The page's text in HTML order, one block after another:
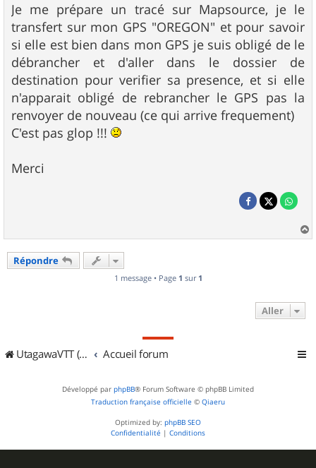
Je me prépare un tracé sur Mapsource, je le
transfert sur mon GPS "OREGON" et pour savoir
si elle est bien dans mon GPS je suis obligé de le
débrancher et d'aller dans le dossier de
destination pour verifier sa presence, et si elle
n'apparait obligé de rebrancher le GPS pas la
renvoyer de nouveau (ce qui arrive frequement)
C'est pas glop !!!
Merci
a
Répondre
1 message • Page 1 sur 1
Aller
UtagawaVTT (Randos VTT et VTTAE avec traces GPS) Accueil forum
Développé par phpBB® Forum Software © phpBB Limited
Traduction française officielle © Qiaeru
Optimized by: phpBB SEO
Confidentialité | Conditions